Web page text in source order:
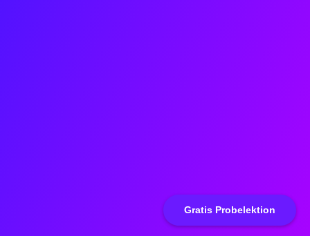
Gratis Probelektion